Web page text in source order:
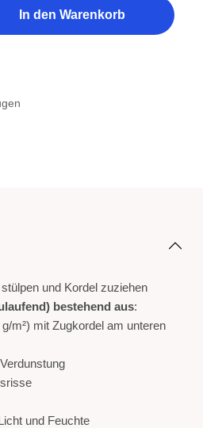
Wert ein oder benutze die
In den Warenkorb
und Kordel zuziehen
bestehend aus:
m²) mit Zugkordel am unteren
und Feuchte